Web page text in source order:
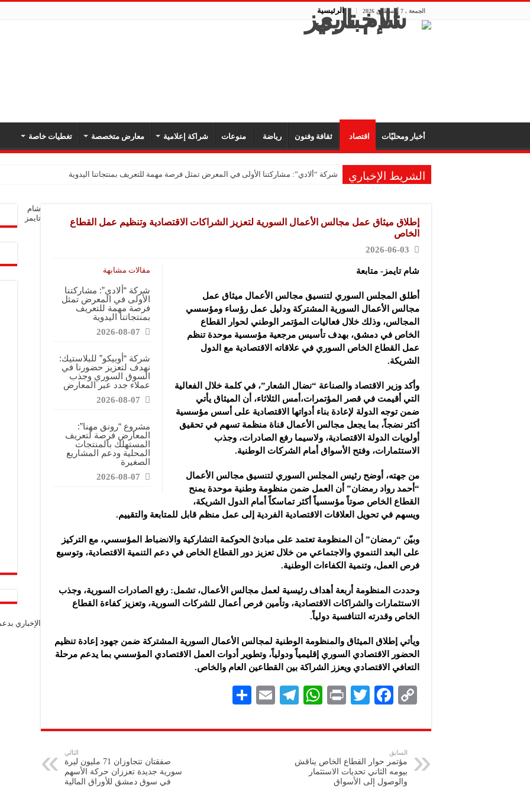
الجمعة , 7 أغسطس 2026 الرئيسية
أخبار ومحليّات اقتصاد ثقافة وفنون رياضة منوعات شراكة إعلامية معارض متخصصة تغطيات خاصة
الشريط الإخباري شركة “ألادي”: مشاركتنا الأولى في المعرض تمثل فرصة مهمة للتعريف بمنتجاتنا اليدوية
إطلاق ميثاق عمل مجالس الأعمال السورية لتعزيز الشراكات الاقتصادية وتنظيم عمل القطاع
الخاص
2026-06-03
مقالات مشابهة
شركة “ألادي”: مشاركتنا
الأولى في المعرض تمثل
فرصة مهمة للتعريف
بمنتجاتنا اليدوية
2026-08-07
شركة “أوبيكو” للبلاستيك:
نهدف لتعزيز حضورنا في
السوق السوري وجذب
عملاء جدد عبر المعارض
2026-08-07
مشروع “رونق مهنا”:
المعارض فرصة لتعريف
المستهلك بالمنتجات
المحلية ودعم المشاريع
الصغيرة
2026-08-07
شام تايمز- متابعة
أطلق المجلس السوري لتنسيق مجالس الأعمال ميثاق عمل
مجالس الأعمال السورية المشتركة ودليل عمل رؤساء ومؤسسي
المجالس، وذلك خلال فعاليات المؤتمر الوطني لحوار القطاع
الخاص في دمشق، بهدف تأسيس مرجعية مؤسسية موحدة تنظم
عمل القطاع الخاص السوري في علاقاته الاقتصادية مع الدول
الشريكة.
وأكد وزير الاقتصاد والصناعة “نضال الشعار”، في كلمة خلال الفعالية
التي أقيمت في قصر المؤتمرات،أمس الثلاثاء، أن الميثاق يأتي
ضمن توجه الدولة لإعادة بناء أدواتها الاقتصادية على أسس مؤسسية
أكثر نضجاً، بما يجعل مجالس الأعمال قناة منظمة تسهم في تحقيق
أولويات الدولة الاقتصادية، ولاسيما رفع الصادرات، وجذب
الاستثمارات، وفتح الأسواق أمام الشركات الوطنية.
من جهته، أوضح رئيس المجلس السوري لتنسيق مجالس الأعمال
“أحمد رواد رمضان” أن العمل ضمن منظومة وطنية موحدة يمنح
القطاع الخاص صوتاً مؤسسياً أكثر تماسكاً أمام الدول الشريكة،
ويسهم في تحويل العلاقات الاقتصادية الفردية إلى عمل منظم قابل للمتابعة والتقييم.
وبيّن “رمضان” أن المنظومة تعتمد على مبادئ الحوكمة التشاركية والانضباط المؤسسي، مع التركيز
على البعد التنموي والاجتماعي من خلال تعزيز دور القطاع الخاص في دعم التنمية الاقتصادية، وتوسيع
فرص العمل، وتنمية الكفاءات الوطنية.
وحددت المنظومة أربعة أهداف رئيسية لعمل مجالس الأعمال، تشمل: رفع الصادرات السورية، وجذب
الاستثمارات والشراكات الاقتصادية، وتأمين فرص أعمال للشركات السورية، وتعزيز كفاءة القطاع
الخاص وقدرته التنافسية دولياً.
ويأتي إطلاق الميثاق والمنظومة الوطنية لمجالس الأعمال السورية المشتركة ضمن جهود إعادة تنظيم
الحضور الاقتصادي السوري إقليمياً ودولياً، وتطوير أدوات العمل الاقتصادي المؤسسي بما يدعم مرحلة
التعافي الاقتصادي ويعزز الشراكة بين القطاعين العام والخاص. ‎
C
p
y
Li
n
F
eb
k
T
tt
P
nt
W
at
A
Te
gr
E
ai
ar
السابق
مؤتمر حوار القطاع الخاص يناقش
بيومه الثاني تحديات الاستثمار
‏والوصول إلى الأسواق
التالي
صفقتان تتجاوزان 71 مليون ليرة
سورية جديدة تعززان حركة الأسهم
في سوق دمشق للأوراق المالية
شام
تايمز
الإخباري